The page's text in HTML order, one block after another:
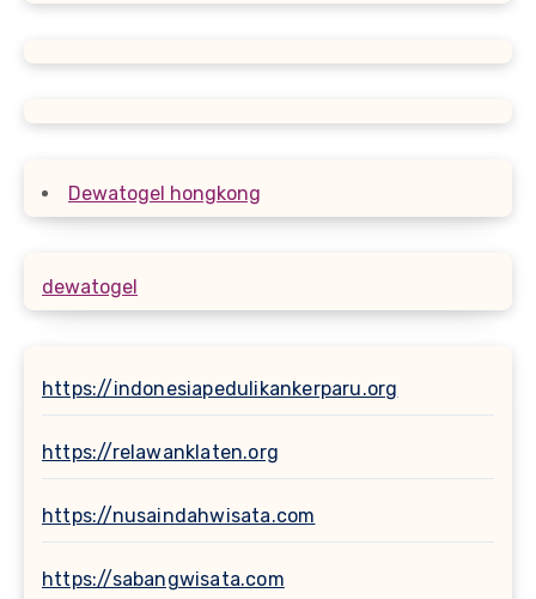
Dewatogel hongkong
dewatogel
https://indonesiapedulikankerparu.org
https://relawanklaten.org
https://nusaindahwisata.com
https://sabangwisata.com